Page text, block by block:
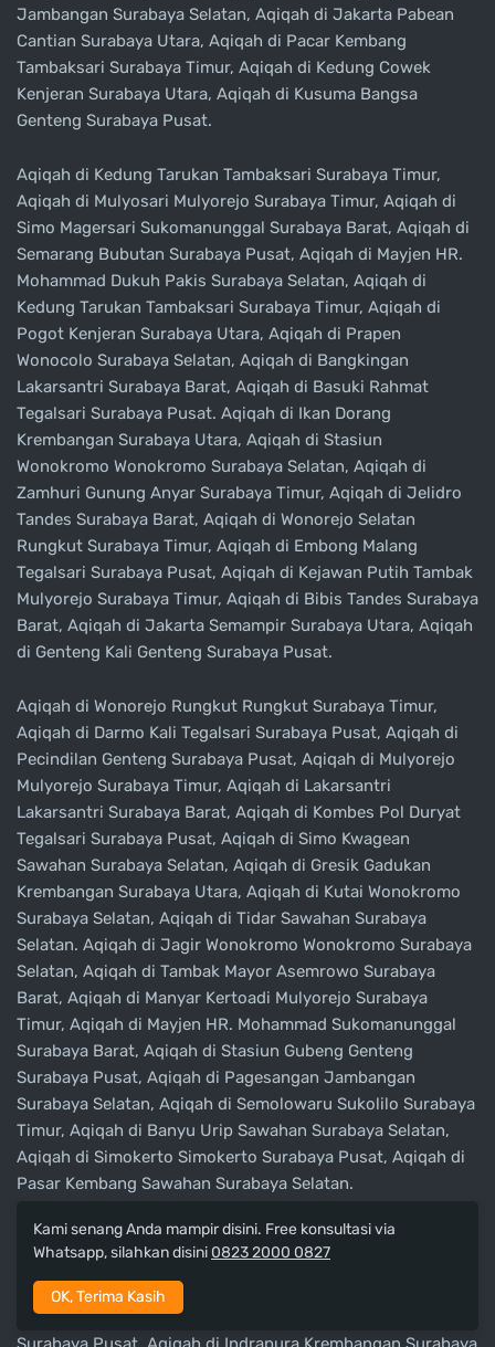
Jambangan Surabaya Selatan, Aqiqah di Jakarta Pabean
Cantian Surabaya Utara, Aqiqah di Pacar Kembang
Tambaksari Surabaya Timur, Aqiqah di Kedung Cowek
Kenjeran Surabaya Utara, Aqiqah di Kusuma Bangsa
Genteng Surabaya Pusat.
Aqiqah di Kedung Tarukan Tambaksari Surabaya Timur,
Aqiqah di Mulyosari Mulyorejo Surabaya Timur, Aqiqah di
Simo Magersari Sukomanunggal Surabaya Barat, Aqiqah di
Semarang Bubutan Surabaya Pusat, Aqiqah di Mayjen HR.
Mohammad Dukuh Pakis Surabaya Selatan, Aqiqah di
Kedung Tarukan Tambaksari Surabaya Timur, Aqiqah di
Pogot Kenjeran Surabaya Utara, Aqiqah di Prapen
Wonocolo Surabaya Selatan, Aqiqah di Bangkingan
Lakarsantri Surabaya Barat, Aqiqah di Basuki Rahmat
Tegalsari Surabaya Pusat. Aqiqah di Ikan Dorang
Krembangan Surabaya Utara, Aqiqah di Stasiun
Wonokromo Wonokromo Surabaya Selatan, Aqiqah di
Zamhuri Gunung Anyar Surabaya Timur, Aqiqah di Jelidro
Tandes Surabaya Barat, Aqiqah di Wonorejo Selatan
Rungkut Surabaya Timur, Aqiqah di Embong Malang
Tegalsari Surabaya Pusat, Aqiqah di Kejawan Putih Tambak
Mulyorejo Surabaya Timur, Aqiqah di Bibis Tandes Surabaya
Barat, Aqiqah di Jakarta Semampir Surabaya Utara, Aqiqah
di Genteng Kali Genteng Surabaya Pusat.
Aqiqah di Wonorejo Rungkut Rungkut Surabaya Timur,
Aqiqah di Darmo Kali Tegalsari Surabaya Pusat, Aqiqah di
Pecindilan Genteng Surabaya Pusat, Aqiqah di Mulyorejo
Mulyorejo Surabaya Timur, Aqiqah di Lakarsantri
Lakarsantri Surabaya Barat, Aqiqah di Kombes Pol Duryat
Tegalsari Surabaya Pusat, Aqiqah di Simo Kwagean
Sawahan Surabaya Selatan, Aqiqah di Gresik Gadukan
Krembangan Surabaya Utara, Aqiqah di Kutai Wonokromo
Surabaya Selatan, Aqiqah di Tidar Sawahan Surabaya
Selatan. Aqiqah di Jagir Wonokromo Wonokromo Surabaya
Selatan, Aqiqah di Tambak Mayor Asemrowo Surabaya
Barat, Aqiqah di Manyar Kertoadi Mulyorejo Surabaya
Timur, Aqiqah di Mayjen HR. Mohammad Sukomanunggal
Surabaya Barat, Aqiqah di Stasiun Gubeng Genteng
Surabaya Pusat, Aqiqah di Pagesangan Jambangan
Surabaya Selatan, Aqiqah di Semolowaru Sukolilo Surabaya
Timur, Aqiqah di Banyu Urip Sawahan Surabaya Selatan,
Aqiqah di Simokerto Simokerto Surabaya Pusat, Aqiqah di
Pasar Kembang Sawahan Surabaya Selatan.
Aqiqah di Kyai Amir Tandes Surabaya Barat, Aqiqah di
Joyoboyo Wonokromo Surabaya Selatan, Aqiqah di Ikan
Kakap Krembangan Surabaya Utara, Aqiqah di Singapur
Pakal Surabaya Barat, Aqiqah di Tembok Dukuh Bubutan
Kami senang Anda mampir disini. Free konsultasi via
Whatsapp, silahkan disini 0823 2000 0827
OK, Terima Kasih